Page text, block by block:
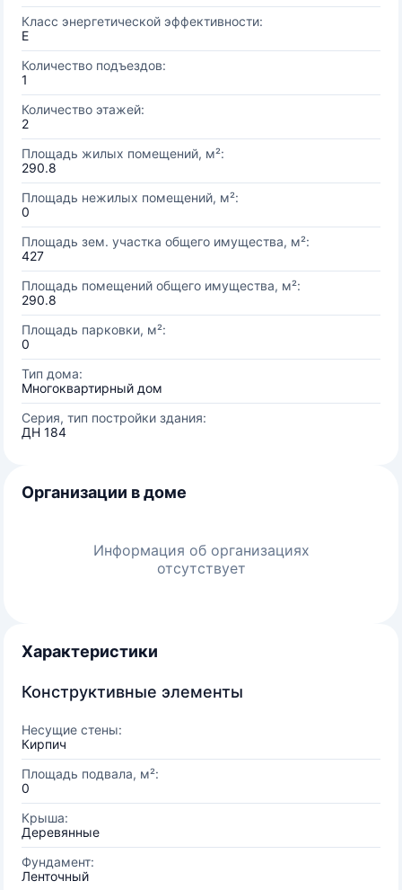
Класс энергетической эффективности:
E
Количество подъездов:
1
Количество этажей:
2
Площадь жилых помещений, м²:
290.8
Площадь нежилых помещений, м²:
0
Площадь зем. участка общего имущества, м²:
427
Площадь помещений общего имущества, м²:
290.8
Площадь парковки, м²:
0
Тип дома:
Многоквартирный дом
Серия, тип постройки здания:
ДН 184
Организации в доме
Информация об организациях
отсутствует
Характеристики
Конструктивные элементы
Несущие стены:
Кирпич
Площадь подвала, м²:
0
Крыша:
Деревянные
Фундамент:
Ленточный